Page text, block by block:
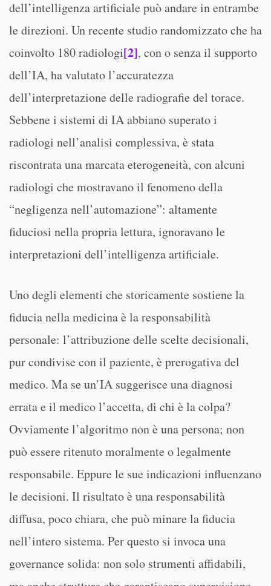
dell’intelligenza artificiale può andare in entrambe
le direzioni. Un recente studio randomizzato che ha
coinvolto 180 radiologi[2], con o senza il supporto
dell’IA, ha valutato l’accuratezza
dell’interpretazione delle radiografie del torace.
Sebbene i sistemi di IA abbiano superato i
radiologi nell’analisi complessiva, è stata
riscontrata una marcata eterogeneità, con alcuni
radiologi che mostravano il fenomeno della
“negligenza nell’automazione”: altamente
fiduciosi nella propria lettura, ignoravano le
interpretazioni dell’intelligenza artificiale.
Uno degli elementi che storicamente sostiene la
fiducia nella medicina è la responsabilità
personale: l’attribuzione delle scelte decisionali,
pur condivise con il paziente, è prerogativa del
medico. Ma se un’IA suggerisce una diagnosi
errata e il medico l’accetta, di chi è la colpa?
Ovviamente l’algoritmo non è una persona; non
può essere ritenuto moralmente o legalmente
responsabile. Eppure le sue indicazioni influenzano
le decisioni. Il risultato è una responsabilità
diffusa, poco chiara, che può minare la fiducia
nell’intero sistema. Per questo si invoca una
governance solida: non solo strumenti affidabili,